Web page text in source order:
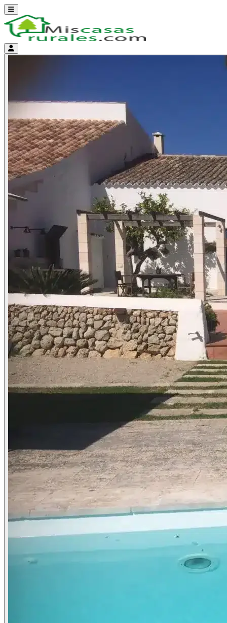
Abrir menú
Menú de cuenta